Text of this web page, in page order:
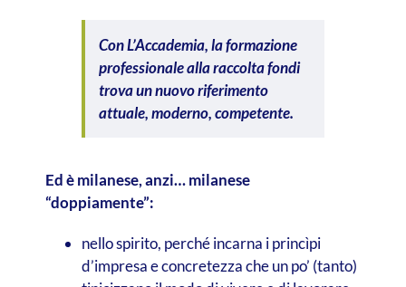
Con L’Accademia, la formazione
professionale alla raccolta fondi
trova un nuovo riferimento
attuale, moderno, competente.
Ed è milanese, anzi… milanese
“doppiamente”:
nello spirito, perché incarna i princìpi
d’impresa e concretezza che un po’ (tanto)